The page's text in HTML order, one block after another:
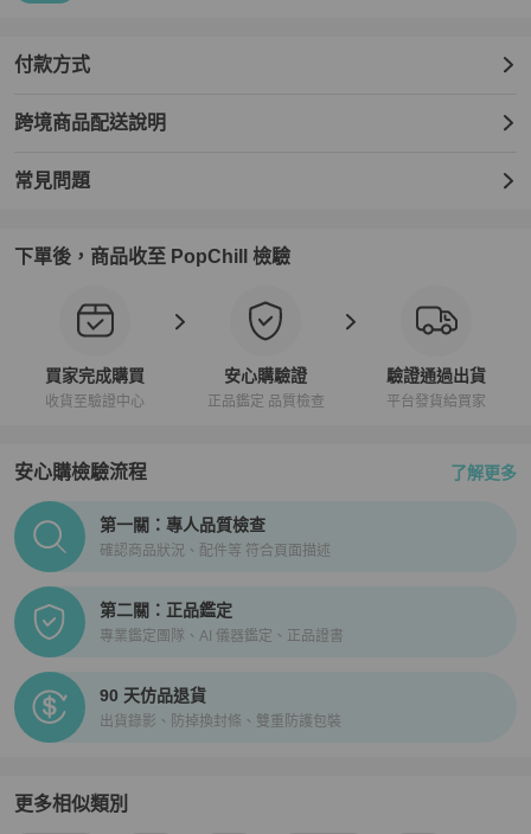
付款方式
跨境商品配送說明
常見問題
下單後，商品收至 PopChill 檢驗
買家完成購買
收貨至驗證中心
安心購驗證
正品鑑定 品質檢查
驗證通過出貨
平台發貨給買家
安心購檢驗流程 了解更多
PopChill拍拍圈正品驗證、安心購檢驗流程介紹
第一關：專人品質檢查
確認商品狀況、配件等 符合頁面描述
第二關：正品鑑定
專業鑑定團隊、AI 儀器鑑定、正品證書
90 天仿品退貨
出貨錄影、防掉換封條、雙重防護包裝
更多相似類別